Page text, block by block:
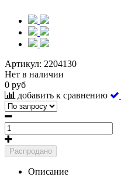
Артикул: 2204130
Нет в наличии
0 руб
добавить к сравнению
Распродано
Описание